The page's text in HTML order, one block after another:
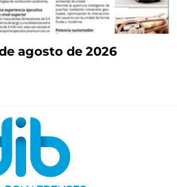
agosto de 2026